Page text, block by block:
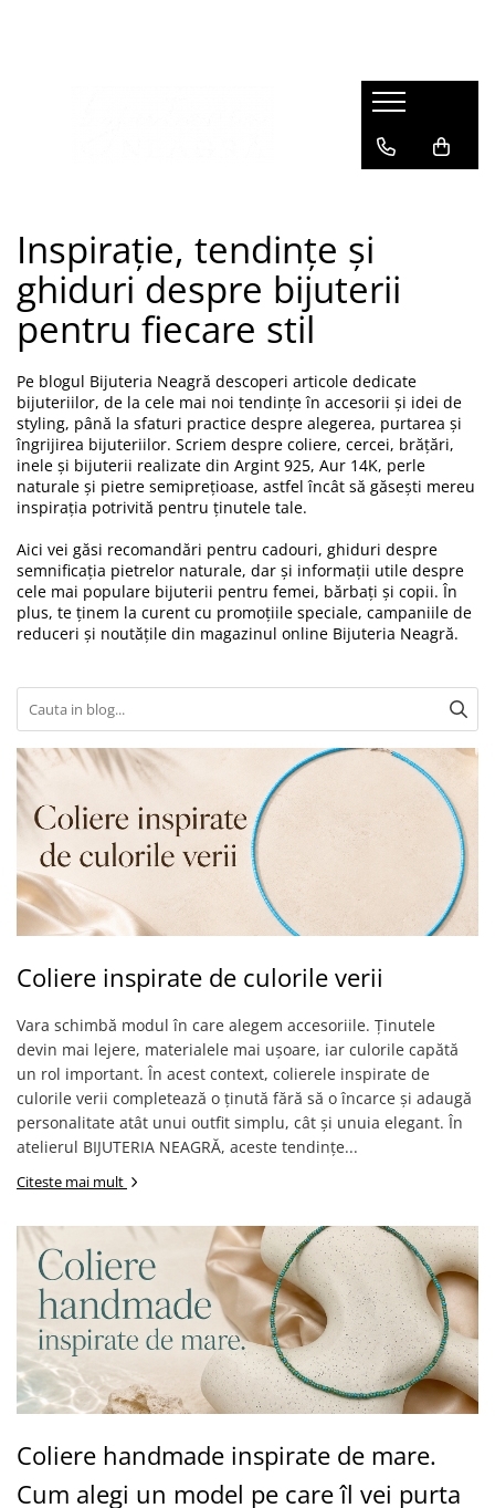
Cercei din Argint
Cercei din Argint cu Perle
Cercei din Argint cu Cristale
Cercei din Argint cu Steluțe
Creole
COLIERE TRANSPARENTE
Coliere Transparente cu Cristale
Coliere Transparente cu Inimioare
Coliere Transparente cu Cruce
Coliere Transparente cu Stea
Coliere Transparente cu Soare
Coliere Transparente cu Semilună
Coliere Transparente cu Zodii
Coliere Transparente cu Initiale
Coliere Transparente cu Flori
Coliere Transparente cu Molecule
Coliere Transparente cu Pietre
Naturale
Coliere Transparente Diverse
LĂNȚIȘOARE ARGINT
Lănțișoare cu Inimioare
Lănțișoare cu Cruce
Lănțișoare cu Stea
Lănțișoare cu Soare
Lănțișoare cu Semilună
Lănțișoare cu Zodii
Lănțișoare cu Animale
Lănțișoare cu Molecule
Lănțișoare cu Pietre Naturale
Coliere cu Perle Naturale
Coliere cu Perle Preciosa
COLIERE ȘNUR REGLABIL
Coliere cu Inimioare
Coliere cu Cruce
Coliere cu Stea
Coliere cu Soare
Coliere cu Zodii
Coliere cu Flori
Brățări din Aur cu șnur reglabil
Brățări din Argint cu șnur reglabil
Coliere cu șnur reglabil
Coliere cu pietre semiprețioase
BRĂȚĂRI
BRĂȚĂRI CU ȘNUR REGLABIL
Brățări din Argint cu șnur reglabil
BRĂȚĂRI CU PIETRE SEMIPREȚIOASE
Brățări din Aur cu pietre
semiprețioase
Brățări din Argint cu pietre
Brățări elastice cu pietre
semiprețioase
LĂNȚIȘOARE ARGINT
Animale
Cruciulițe
Molecule
Lună, Soare, Stea
Altele
Inspirație, tendințe și
ghiduri despre bijuterii
pentru fiecare stil
Pe blogul Bijuteria Neagră descoperi articole dedicate
bijuteriilor, de la cele mai noi tendințe în accesorii și idei de
styling, până la sfaturi practice despre alegerea, purtarea și
îngrijirea bijuteriilor. Scriem despre coliere, cercei, brățări,
inele și bijuterii realizate din Argint 925, Aur 14K, perle
naturale și pietre semiprețioase, astfel încât să găsești mereu
inspirația potrivită pentru ținutele tale.
Aici vei găsi recomandări pentru cadouri, ghiduri despre
semnificația pietrelor naturale, dar și informații utile despre
cele mai populare bijuterii pentru femei, bărbați și copii. În
plus, te ținem la curent cu promoțiile speciale, campaniile de
reduceri și noutățile din magazinul online Bijuteria Neagră.
Coliere inspirate de culorile verii
Vara schimbă modul în care alegem accesoriile. Ținutele
devin mai lejere, materialele mai ușoare, iar culorile capătă
un rol important. În acest context, colierele inspirate de
culorile verii completează o ținută fără să o încarce și adaugă
personalitate atât unui outfit simplu, cât și unuia elegant. În
atelierul BIJUTERIA NEAGRĂ, aceste tendințe...
Citeste mai mult
Coliere handmade inspirate de mare.
Cum alegi un model pe care îl vei purta